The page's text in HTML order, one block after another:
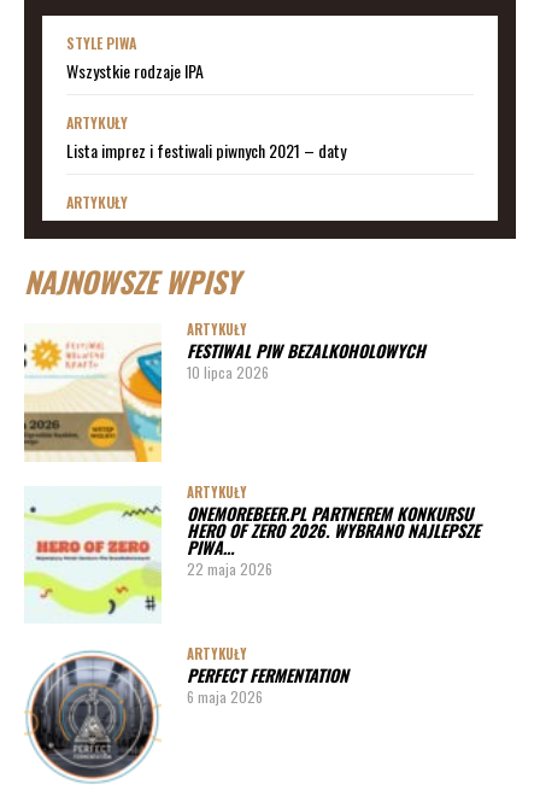
STYLE PIWA
Wszystkie rodzaje IPA
ARTYKUŁY
Lista imprez i festiwali piwnych 2021 – daty
ARTYKUŁY
ARTYKUŁY
ARTYKUŁY
Lista imprez i festiwali piwnych 2020 – miasta
ARTYKUŁY
Pędy chmielu – danie ekskluzywne
PORADY
Jak działa instalacja do wyszynku piwa w barze
NAJNOWSZE WPISY
ARTYKUŁY
FESTIWAL PIW BEZALKOHOLOWYCH
10 lipca 2026
ARTYKUŁY
ONEMOREBEER.PL PARTNEREM KONKURSU
HERO OF ZERO 2026. WYBRANO NAJLEPSZE
PIWA…
22 maja 2026
ARTYKUŁY
PERFECT FERMENTATION
6 maja 2026